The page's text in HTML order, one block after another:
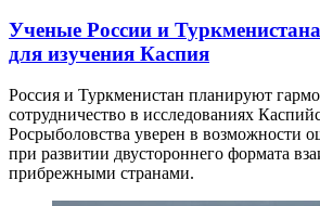
Ученые России и
для изучения Каспия
Россия и Туркменистан планируют
сотрудничество в исследованиях
Росрыболовства уверен в возможности
при развитии двустороннего формата
прибрежными странами.